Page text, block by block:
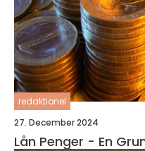
redaktionel
27. December 2024
Lån Penger - En